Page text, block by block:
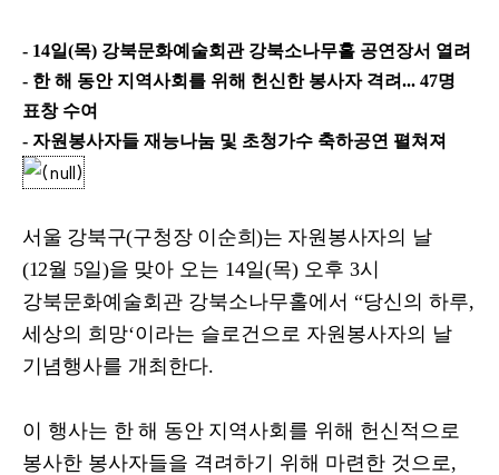
- 14일(목) 강북문화예술회관 강북소나무홀 공연장서 열려
- 한 해 동안 지역사회를 위해 헌신한 봉사자 격려... 47명
표창 수여
- 자원봉사자들 재능나눔 및 초청가수 축하공연 펼쳐져
서울 강북구(구청장 이순희)는 자원봉사자의 날
(12월 5일)을 맞아 오는 14일(목) 오후 3시
강북문화예술회관 강북소나무홀에서 “당신의 하루,
세상의 희망‘이라는 슬로건으로 자원봉사자의 날
기념행사를 개최한다.
이 행사는 한 해 동안 지역사회를 위해 헌신적으로
봉사한 봉사자들을 격려하기 위해 마련한 것으로,